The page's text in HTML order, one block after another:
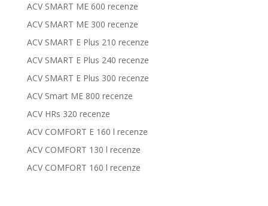
ACV SMART ME 600 recenze
ACV SMART ME 300 recenze
ACV SMART E Plus 210 recenze
ACV SMART E Plus 240 recenze
ACV SMART E Plus 300 recenze
ACV Smart ME 800 recenze
ACV HRs 320 recenze
ACV COMFORT E 160 l recenze
ACV COMFORT 130 l recenze
ACV COMFORT 160 l recenze